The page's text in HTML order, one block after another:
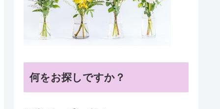
何をお探しですか？